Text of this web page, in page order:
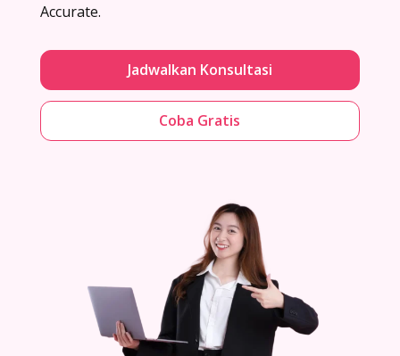
Accurate.
Jadwalkan Konsultasi
Coba Gratis